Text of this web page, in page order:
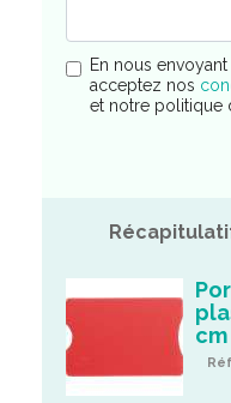
En nous
acceptez nos
et notre politique
cm